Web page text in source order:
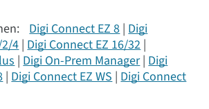
Digi Connect EZ 8 Digi
4 Digi Connect EZ 16/32
Digi On-Prem Manager Digi
Digi Connect EZ WS Digi Connect